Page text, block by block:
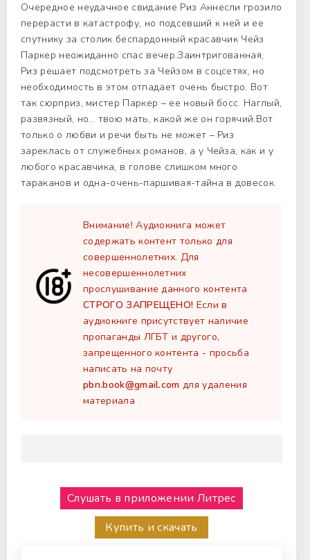
Очередное неудачное свидание Риз Аннесли грозило
перерасти в катастрофу, но подсевший к ней и ее
спутнику за столик беспардонный красавчик Чейз
Паркер неожиданно спас вечер.Заинтригованная,
Риз решает подсмотреть за Чейзом в соцсетях, но
необходимость в этом отпадает очень быстро. Вот
так сюрприз, мистер Паркер – ее новый босс. Наглый,
развязный, но… твою мать, какой же он горячий.Вот
только о любви и речи быть не может – Риз
зареклась от служебных романов, а у Чейза, как и у
любого красавчика, в голове слишком много
тараканов и одна-очень-паршивая-тайна в довесок.
Внимание! Аудиокнига может
содержать контент только для
совершеннолетних. Для
несовершеннолетних
прослушивание данного контента
СТРОГО ЗАПРЕЩЕНО! Если в
аудиокниге присутствует наличие
пропаганды ЛГБТ и другого,
запрещенного контента - просьба
написать на почту
pbn.book@gmail.com для удаления
материала
Слушать в приложении Литрес
Купить и скачать